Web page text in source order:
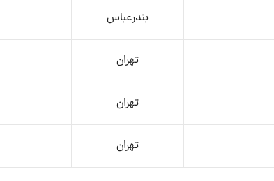
بندرعباس
تهران
تهران
تهران